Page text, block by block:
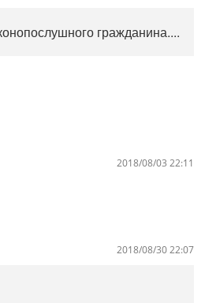
гражданина....
2018/08/03 22:11
2018/08/30 22:07